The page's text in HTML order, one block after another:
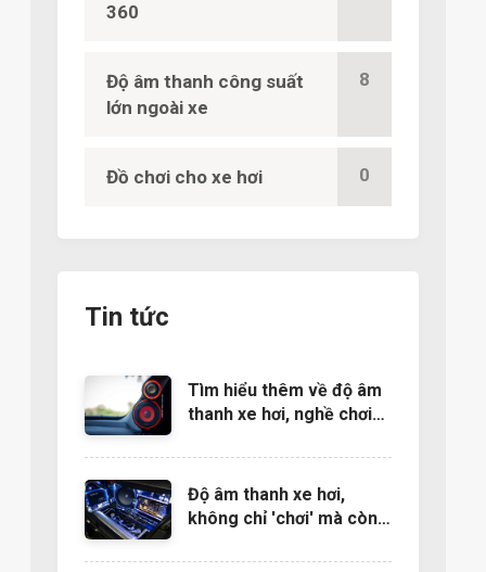
360
Độ âm thanh công suất
lớn ngoài xe
8
Đồ chơi cho xe hơi 0
Tin tức
Tìm hiểu thêm về độ âm
thanh xe hơi, nghề chơi
Độ âm thanh xe hơi,
không chỉ 'chơi' mà còn